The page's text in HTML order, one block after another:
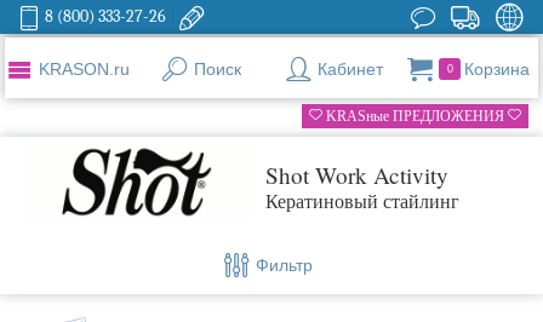
8 (800) 333-27-26
KRASON.ru Поиск Кабинет 0 Корзина
KRASные ПРЕДЛОЖЕНИЯ
Shot Work Activity
Кератиновый стайлинг
Фильтр